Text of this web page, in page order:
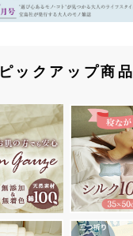
ピックアップ商品